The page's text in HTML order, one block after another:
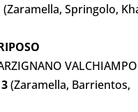
(Zaramella, Springolo,
(Zaramella, Barrientos,